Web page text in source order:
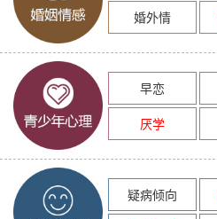
婚外情
早恋
厌学
疑病倾向